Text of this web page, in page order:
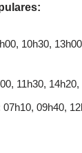
10h30,
11h30,
09h40,